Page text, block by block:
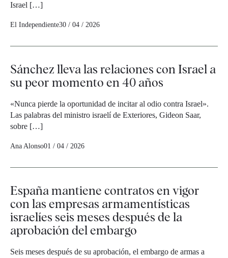
Israel […]
El Independiente30 / 04 / 2026
Sánchez lleva las relaciones con Israel a
su peor momento en 40 años
«Nunca pierde la oportunidad de incitar al odio contra Israel».
Las palabras del ministro israelí de Exteriores, Gideon Saar,
sobre […]
Ana Alonso01 / 04 / 2026
España mantiene contratos en vigor
con las empresas armamentísticas
israelíes seis meses después de la
aprobación del embargo
Seis meses después de su aprobación, el embargo de armas a